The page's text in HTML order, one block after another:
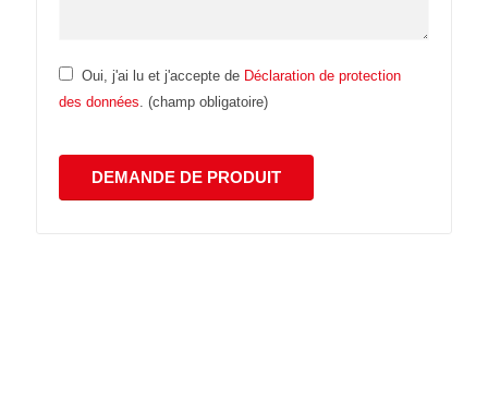
Oui, j'ai lu et j'accepte de Déclaration de protection
des données . (champ obligatoire)